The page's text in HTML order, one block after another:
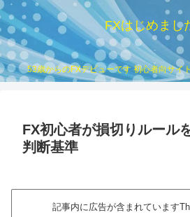
FXはじめま
53歳からのFXデビューです 初心者向サイ
FX初心者が損切りルール
判断基準
記事内に広告が含まれています